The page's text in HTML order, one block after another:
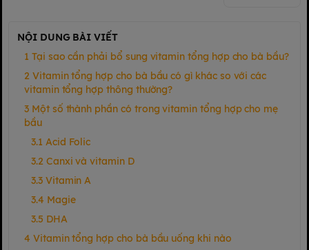
NỘI DUNG BÀI VIẾT
Tại sao cần phải bổ sung vitamin tổng hợp cho bà bầu?
Vitamin tổng hợp cho bà bầu có gì khác so với các
vitamin tổng hợp thông thường?
Một số thành phần có trong vitamin tổng hợp cho mẹ
bầu
Acid Folic
Canxi và vitamin D
Vitamin A
Magie
DHA
Vitamin tổng hợp cho bà bầu uống khi nào